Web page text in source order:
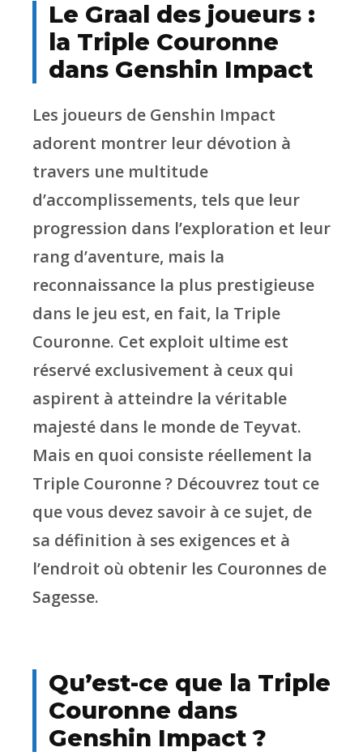
Le Graal des joueurs :
la Triple Couronne
dans Genshin Impact
Les joueurs de Genshin Impact
adorent montrer leur dévotion à
travers une multitude
d’accomplissements, tels que leur
progression dans l’exploration et leur
rang d’aventure, mais la
reconnaissance la plus prestigieuse
dans le jeu est, en fait, la Triple
Couronne. Cet exploit ultime est
réservé exclusivement à ceux qui
aspirent à atteindre la véritable
majesté dans le monde de Teyvat.
Mais en quoi consiste réellement la
Triple Couronne ? Découvrez tout ce
que vous devez savoir à ce sujet, de
sa définition à ses exigences et à
l’endroit où obtenir les Couronnes de
Sagesse.
Qu’est-ce que la Triple
Couronne dans
Genshin Impact ?